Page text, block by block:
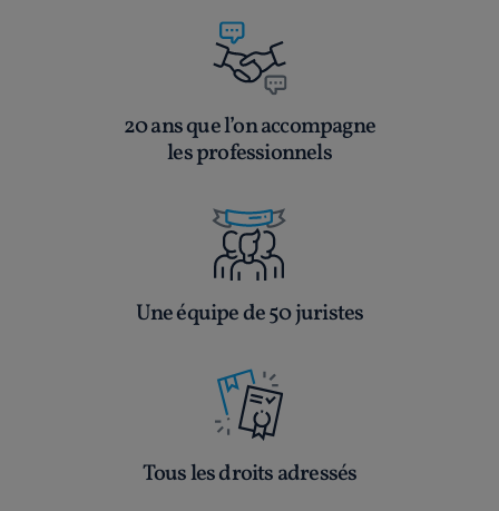
20 ans que l’on accompagne
les professionnels
Une équipe de 50 juristes
Tous les droits adressés